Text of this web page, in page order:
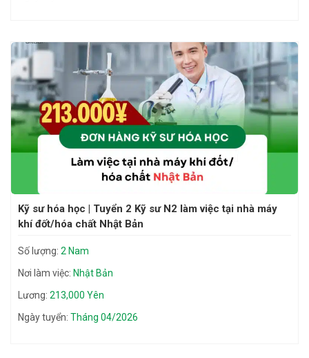
Kỹ sư hóa học | Tuyển 2 Kỹ sư N2 làm việc tại nhà máy
khí đốt/hóa chất Nhật Bản
Số lượng: 2 Nam
Nơi làm việc: Nhật Bản
Lương: 213,000 Yên
Ngày tuyển: Tháng 04/2026